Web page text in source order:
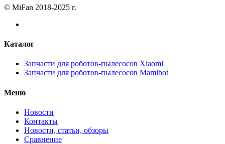
© MiFan 2018-2025 г.
Каталог
Запчасти для роботов-пылесосов Xiaomi
Запчасти для роботов-пылесосов Mamibot
Меню
Новости
Контакты
Новости, статьи, обзоры
Сравнение